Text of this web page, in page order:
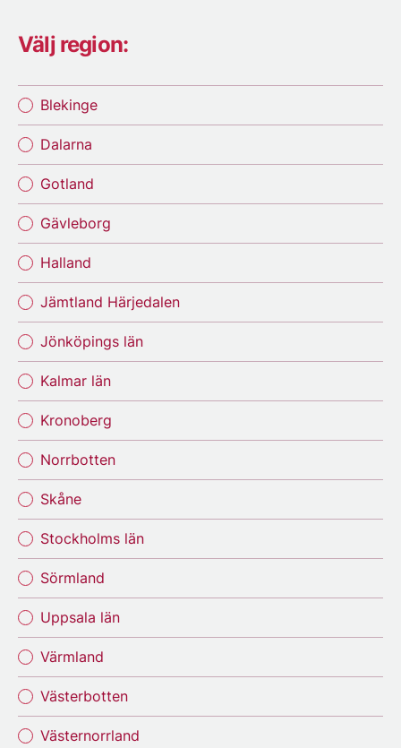
Välj region:
Blekinge
Dalarna
Gotland
Gävleborg
Halland
Jämtland Härjedalen
Jönköpings län
Kalmar län
Kronoberg
Norrbotten
Skåne
Stockholms län
Sörmland
Uppsala län
Värmland
Västerbotten
Västernorrland